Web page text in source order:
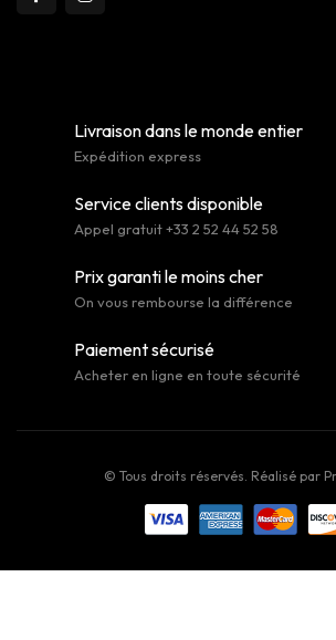
Livraison dans le monde entier
Expédition express
Service clients disponible
Appel gratuit +33 2 52 44 52 58
Prix garanti le moins cher
On vous rembourse la différence
Paiement sécurisé
Acheter en ligne en toute sécurité
© Tous droits réservés. Réalisé par